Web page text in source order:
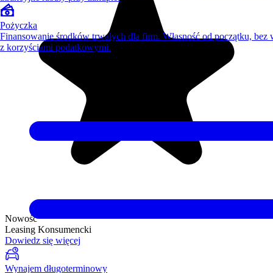
Nowość
Leasing Konsumencki
Dowiedz się więcej
Wynajem długoterminowy
Pożyczka
Finansowanie środków trwałych dla firm. Własność od początku, bez
z korzyściami podatkowymi.